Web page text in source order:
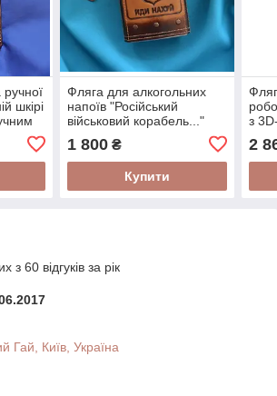
шкірі
Фляга для алкогольних
напоїв "Російський
військовий корабель..."
натуральній шкірі з
тисненням
1 800₴
Купити
з
2
з 60 відгуків за рік
Гай, Київ, Україна